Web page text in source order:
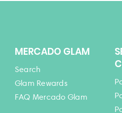
MERCADO GLAM
Search
Glam Rewards
FAQ Mercado Glam